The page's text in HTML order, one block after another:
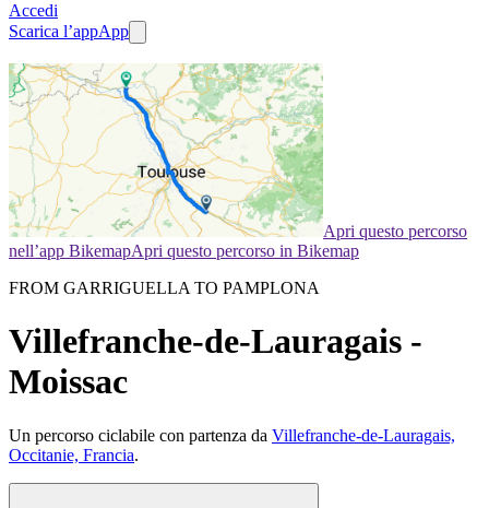
Accedi
Scarica l’appApp
Apri questo percorso
nell’app BikemapApri questo percorso in Bikemap
FROM GARRIGUELLA TO PAMPLONA
Villefranche-de-Lauragais -
Moissac
Un percorso ciclabile con partenza da Villefranche-de-Lauragais,
Occitanie, Francia.